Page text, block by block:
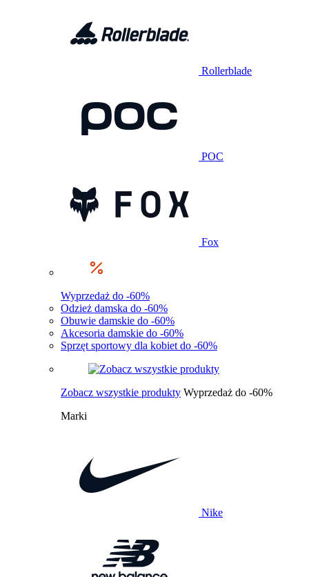
Rollerblade
POC
Fox
Wyprzedaż do -60%
Odzież damska do -60%
Obuwie damskie do -60%
Akcesoria damskie do -60%
Sprzęt sportowy dla kobiet do -60%
Zobacz wszystkie produkty Wyprzedaż do -60%
Marki
Nike